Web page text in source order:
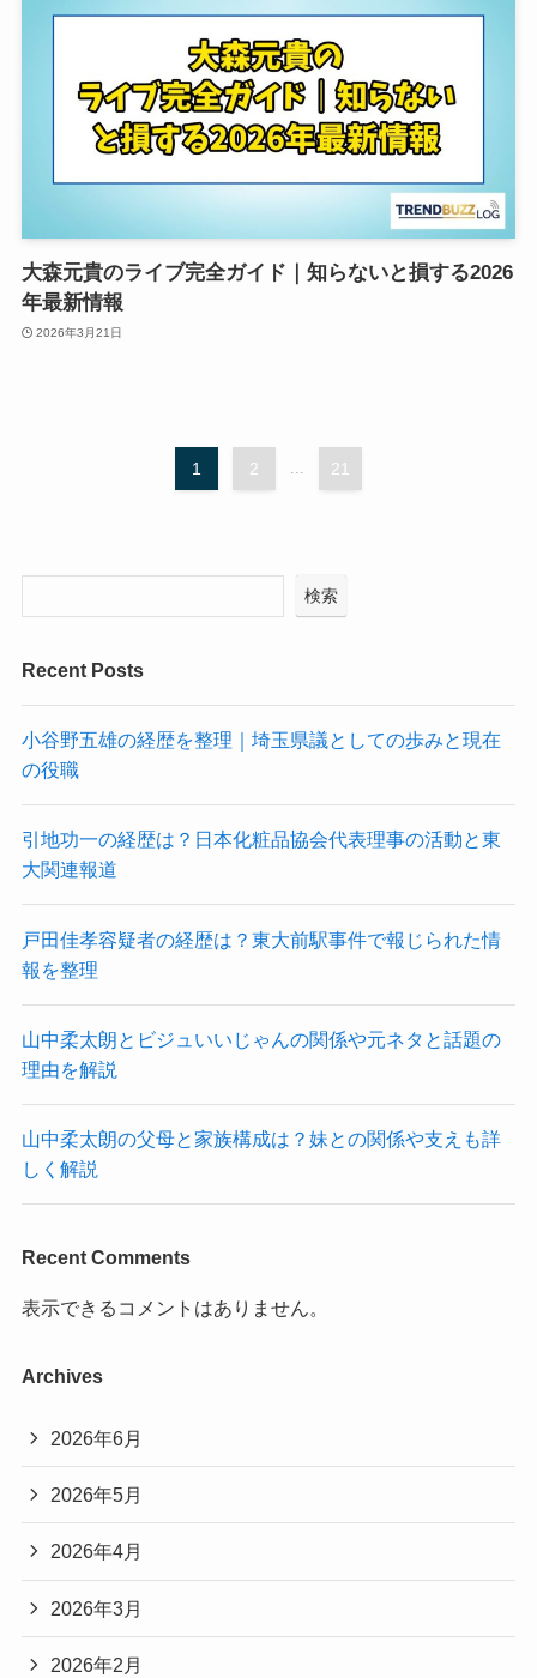
大森元貴のライブ完全ガイド｜知らないと損する2026
年最新情報
2026年3月21日
1 2 ... 21
検索
Recent Posts
小谷野五雄の経歴を整理｜埼玉県議としての歩みと現在
の役職
引地功一の経歴は？日本化粧品協会代表理事の活動と東
大関連報道
戸田佳孝容疑者の経歴は？東大前駅事件で報じられた情
報を整理
山中柔太朗とビジュいいじゃんの関係や元ネタと話題の
理由を解説
山中柔太朗の父母と家族構成は？妹との関係や支えも詳
しく解説
Recent Comments
表示できるコメントはありません。
Archives
2026年6月
2026年5月
2026年4月
2026年3月
2026年2月